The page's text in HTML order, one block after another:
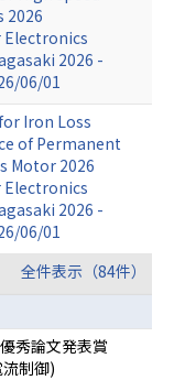
2026
2026 -
06/01
Iron Loss
of Permanent
Motor 2026
2026 -
06/01
全件表示（84件）
秀論文発表賞
制御)